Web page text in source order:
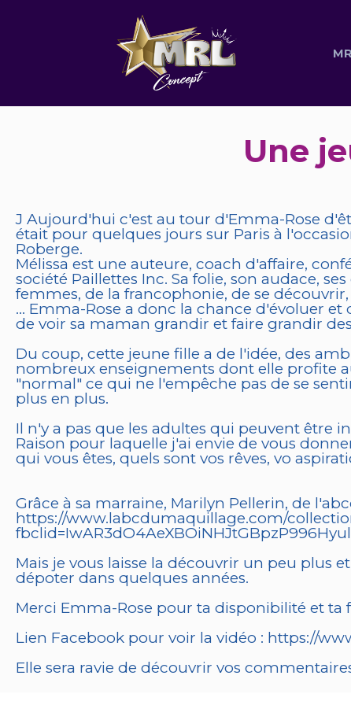
Une
J Aujourd'hui c'est au tour d'Emma-Rose
était pour quelques jours sur Paris à
Roberge.
Mélissa est une auteure, coach d'affaire,
société Paillettes Inc. Sa folie, son audace,
femmes, de la francophonie, de se
... Emma-Rose a donc la chance d'évoluer
de voir sa maman grandir et faire grandir
Du coup, cette jeune fille a de l'idée, des
nombreux enseignements dont elle profite
"normal" ce qui ne l'empêche pas de se
plus en plus.
Il n'y a pas que les adultes qui peuvent être
Raison pour laquelle j'ai envie de vous
qui vous êtes, quels sont vos rêves, vo
Grâce à sa marraine, Marilyn Pellerin, de
https://www.labcdumaquillage.com/
Mais je vous laisse la découvrir un peu plus
dépoter dans quelques années.
Merci Emma-Rose pour ta disponibilité et ta
Lien Facebook pour voir la vidéo : https://
Elle sera ravie de découvrir vos